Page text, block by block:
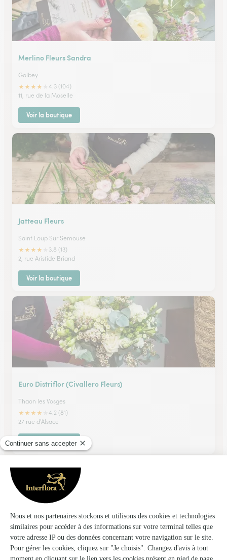
Merlino Fleurs Sandra
Golbey
★★★★
4.3 (104)
11, rue de la Moselle
Voir la boutique
Jatteau Fleurs
Saint Loup Sur Semouse
★★★★
3.8 (13)
2, rue Aristide Briand
Voir la boutique
Euro Distriflor (Civallero Fleurs)
Thaon les Vosges
★★★★
4.2 (81)
27 rue d'Alsace
Voir la boutique
Le Lys Blanc